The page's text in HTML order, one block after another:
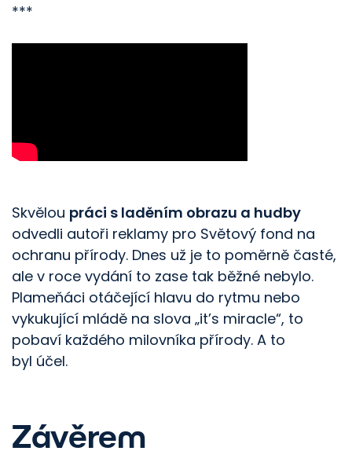
***
Skvělou práci s laděním obrazu a hudby
odvedli autoři reklamy pro Světový fond na
ochranu přírody. Dnes už je to poměrně časté,
ale v roce vydání to zase tak běžné nebylo.
Plameňáci otáčející hlavu do rytmu nebo
vykukující mládě na slova „it’s miracle“, to
pobaví každého milovníka přírody. A to
byl účel.
Závěrem